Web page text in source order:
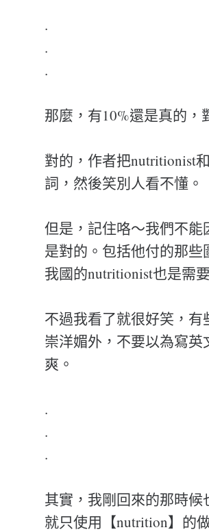
.
.
.
那麼，有10%還是真的，
對的，作者把nutritionist
詞，然後笑別人看不懂。
但是，記住咯～我們不
是對的。包括他付的那些
我國的nutritionist也是需
不過我看了就很好笑，
崇洋媚外，不要以為寫
爽。
.
.
.
其實，我剛回來的那時
就只使用【nutrition】的